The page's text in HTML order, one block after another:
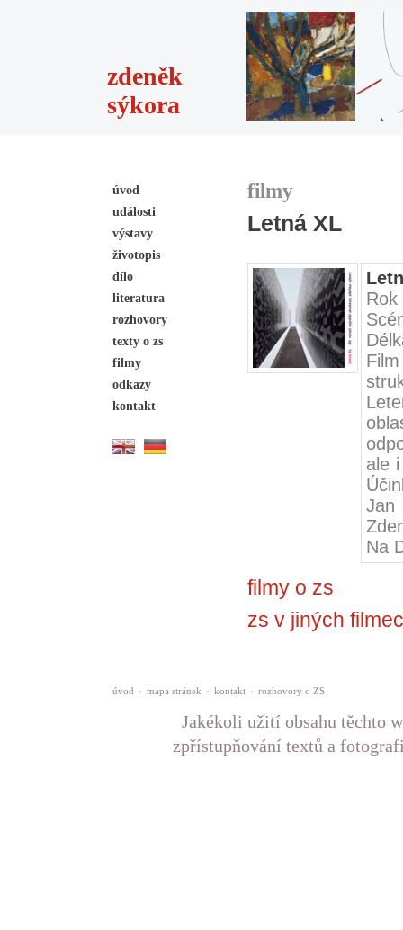
zdeněk
sýkora
úvod
události
výstavy
životopis
dílo
literatura
rozhovory
texty o zs
filmy
odkazy
kontakt
filmy
Letná XL
Rok
ale
Na
filmy o zs
zs v jiných
úvod · mapa stránek · kontakt · rozhovory o ZS
Jakékoli užití obsahu těchto
zpřístupňování textů a